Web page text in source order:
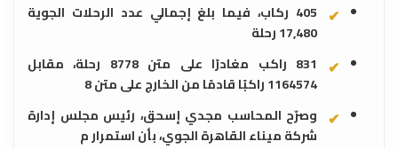
405 ركاب، فيما بلغ إجمالي عدد الرحلات الجوية
17,480 رحلة
831 راكب مغادرًا على متن 8778 رحلة، مقابل
1164574 راكبًا قادمًا من الخارج على متن 8
وصرّح المحاسب مجدي إسحق، رئيس مجلس إدارة
شركة ميناء القاهرة الجوي، بأن استمرار م